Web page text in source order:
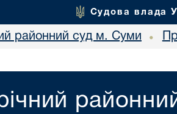
Судова влада
районний суд м. Суми •